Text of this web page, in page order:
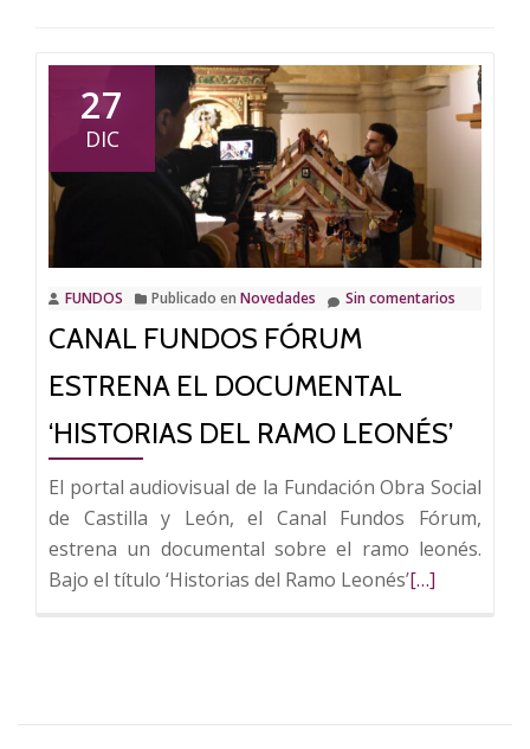
27
DIC
FUNDOS Publicado en Novedades Sin comentarios
CANAL FUNDOS FÓRUM
ESTRENA EL DOCUMENTAL
‘HISTORIAS DEL RAMO LEONÉS’
El portal audiovisual de la Fundación Obra Social
de Castilla y León, el Canal Fundos Fórum,
estrena un documental sobre el ramo leonés.
Bajo el título ‘Historias del Ramo Leonés’Leer
Fórum
[…]